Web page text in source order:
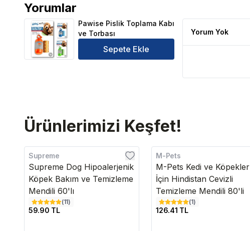
Yorumlar
Pawise Pislik Toplama Kabı ve Torbası Ürün Yorumları
Pawise Pislik Toplama Kabı
ve Torbası
Sepete Ekle
Yorum Yok
Ürünlerimizi Keşfet!
Supreme
Supreme Dog Hipoalerjenik
Köpek Bakım ve Temizleme
Mendili 60'lı
(11)
59.90 TL
M-Pets
M-Pets Kedi ve Köpekler
İçin Hindistan Cevizli
Temizleme Mendili 80'li
(1)
126.41 TL